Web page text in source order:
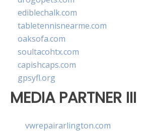
ediblechalk.com
tabletennisnearme.com
oaksofa.com
soultacohtx.com
capishcaps.com
gpsyfl.org
MEDIA PARTNER III
vwrepairarlington.com